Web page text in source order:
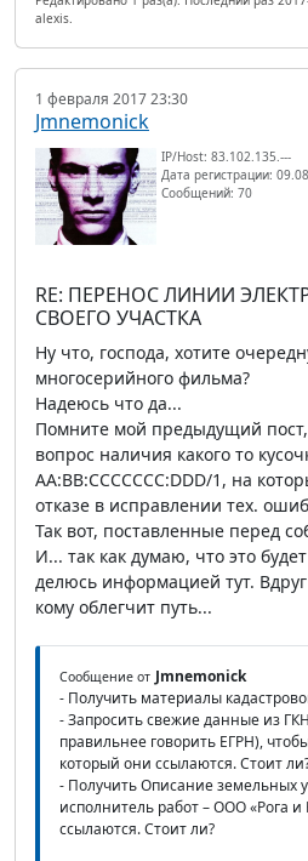
alexis.
1 февраля 2017 23:30
Jmnemonick
IP/Host: 83.102.135.---
Дата регистрации:
Сообщений: 70
RE: ПЕРЕНОС ЛИНИИ
СВОЕГО УЧАСТКА
Ну что, господа, хотите
многосерийного фильма?
Надеюсь что да...
Помните мой предыдущий
вопрос наличия какого то
AA:BB:CCCCCCC:DDD/1, на
отказе в исправлении тех.
Так вот, поставленные перед
И... так как думаю, что это
делюсь информацией тут.
кому облегчит путь...
Сообщение от Jmnemonick
- Получить материалы
- Запросить свежие данные из
правильнее говорить ЕГРН),
который они ссылаются. Стоит
- Получить Описание земельных
исполнитель работ – ООО «Рога
ссылаются. Стоит ли?